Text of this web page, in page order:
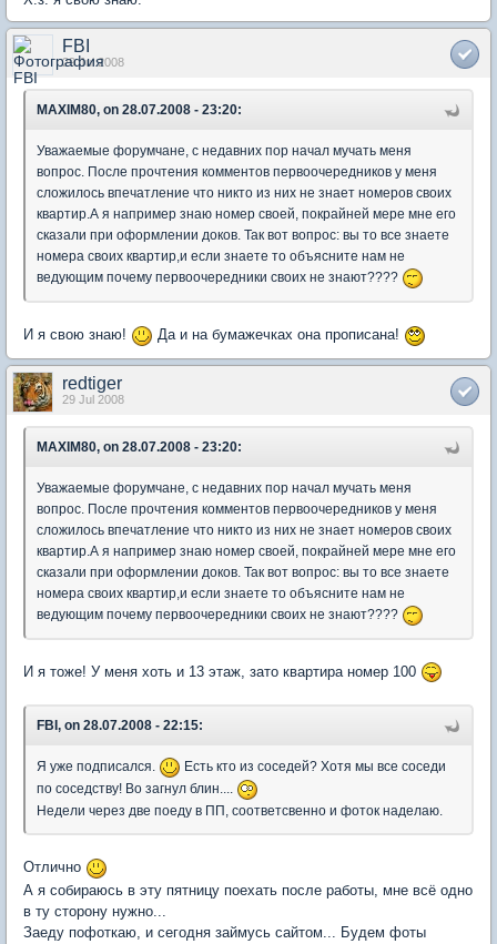
FBI
29 Jul 2008
MAXIM80, on 28.07.2008 - 23:20:
Уважаемые форумчане, с недавних пор начал мучать меня
вопрос. После прочтения комментов первоочередников у меня
сложилось впечатление что никто из них не знает номеров своих
квартир.А я например знаю номер своей, покрайней мере мне его
сказали при оформлении доков. Так вот вопрос: вы то все знаете
номера своих квартир,и если знаете то объясните нам не
ведующим почему первоочередники своих не знают????
И я свою знаю! Да и на бумажечках она прописана!
redtiger
29 Jul 2008
MAXIM80, on 28.07.2008 - 23:20:
Уважаемые форумчане, с недавних пор начал мучать меня
вопрос. После прочтения комментов первоочередников у меня
сложилось впечатление что никто из них не знает номеров своих
квартир.А я например знаю номер своей, покрайней мере мне его
сказали при оформлении доков. Так вот вопрос: вы то все знаете
номера своих квартир,и если знаете то объясните нам не
ведующим почему первоочередники своих не знают????
И я тоже! У меня хоть и 13 этаж, зато квартира номер 100
FBI, on 28.07.2008 - 22:15:
Я уже подписался.
Есть кто из соседей? Хотя мы все соседи
по соседству! Во загнул блин....
Недели через две поеду в ПП, соответсвенно и фоток наделаю.
Отлично
А я собираюсь в эту пятницу поехать после работы, мне всё одно
в ту сторону нужно...
Заеду пофоткаю, и сегодня займусь сайтом... Будем фоты